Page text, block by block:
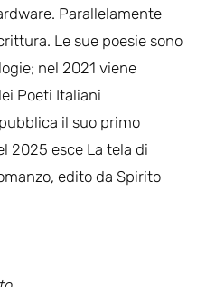
Parallelamente
Le sue poesie sono
nel 2021 viene
Poeti Italiani
il suo primo
2025 esce La tela di
edito da Spirito